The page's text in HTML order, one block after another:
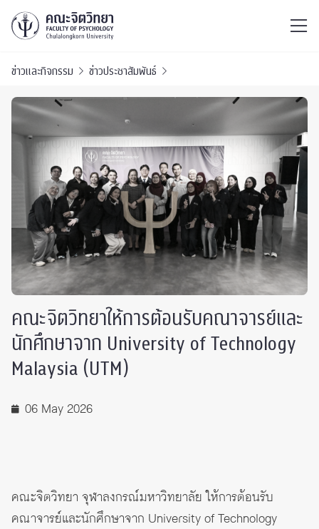
ข่าวและกิจกรรม ข่าวประชาสัมพันธ์
คณะจิตวิทยาให้การต้อนรับคณาจารย์และ
นักศึกษาจาก University of Technology
Malaysia (UTM)
06 May 2026
คณะจิตวิทยา จุฬาลงกรณ์มหาวิทยาลัย ให้การต้อนรับ
คณาจารย์และนักศึกษาจาก University of Technology